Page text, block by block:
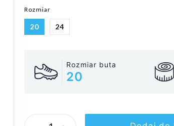
Rozmiar
20 24
Rozmiar buta
20